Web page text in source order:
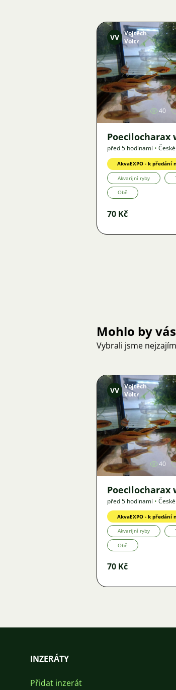
VV Vojtěch
Voltr
40
Poecilocharax
před 5 hodinami •
Nabídka
AkvaEXPO - k předání
Akvarijní ryby
Obě
70 Kč
Mohlo by
Vybrali jsme
VV Vojtěch
Voltr
40
Poecilocharax
před 5 hodinami •
Nabídka
AkvaEXPO - k předání
Akvarijní ryby
Obě
70 Kč
INZERÁTY
Přidat inzerát